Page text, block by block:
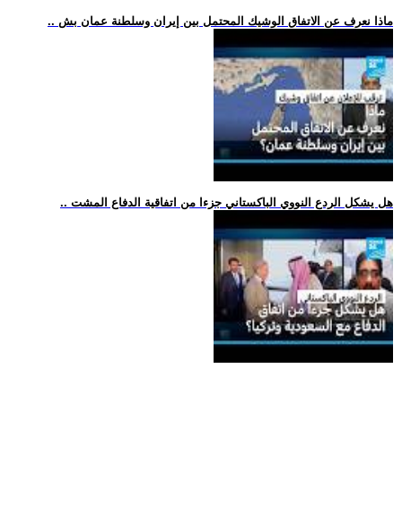
.. ماذا نعرف عن الاتفاق الوشيك المحتمل بين إيران وسلطنة عمان بش
.. هل يشكل الردع النووي الباكستاني جزءا من اتفاقية الدفاع المشت